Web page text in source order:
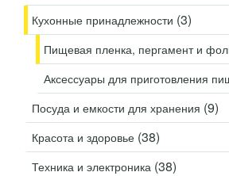
Кухонные принадлежности (3)
Пищевая пленка, пергамент и
Аксессуары для приготовления
Посуда и емкости для хранения (9)
Красота и здоровье (38)
Техника и электроника (38)